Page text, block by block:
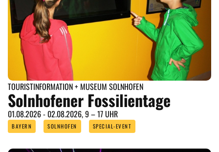
TOURISTINFORMATION + MUSEUM SOLNHOFEN
Solnhofener Fossilientage
01.08.2026 - 02.08.2026, 9 – 17 UHR
BAYERN SOLNHOFEN SPECIAL-EVENT